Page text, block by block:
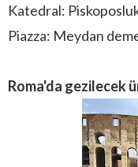
Katedral:
Piazza: Meydan
Roma'da gezilecek